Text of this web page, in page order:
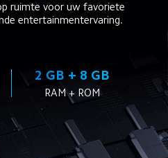
ruimte voor uw favoriete
entertainmentervaring.
2 GB + 8 GB
RAM + ROM